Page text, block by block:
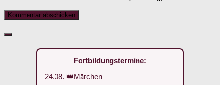
Fortbildungstermine:
24.08. 👑Märchen